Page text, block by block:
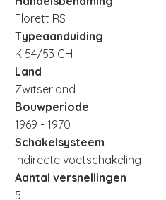
Florett RS
Typeaanduiding
K 54/53 CH
Land
Zwitserland
Bouwperiode
1969 - 1970
Schakelsysteem
indirecte voetschakeling
Aantal versnellingen
5